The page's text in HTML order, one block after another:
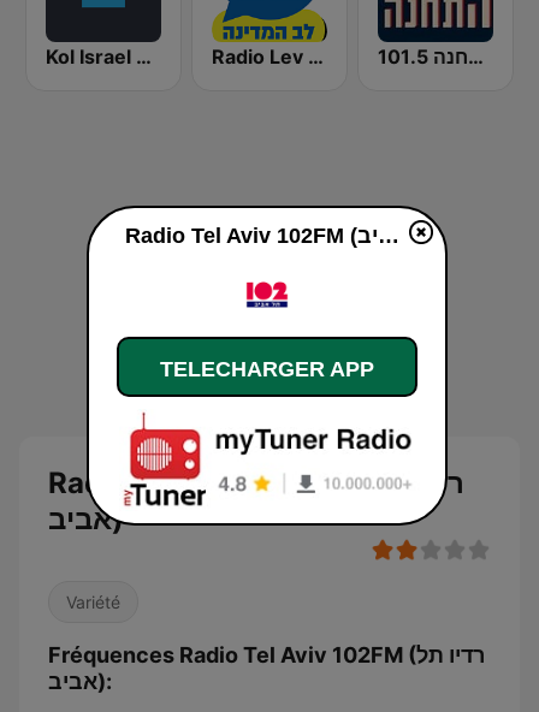
Kol Israel Reshet Bet Radio Lev HaMedina 91 FM (לב המדינה) התחנה 101.5
Radio Tel Aviv 102FM (רדיו תל
אביב)
Variété
Fréquences Radio Tel Aviv 102FM (רדיו תל
אביב):
Radio Tel Aviv 102FM (רדיו תל אביב) en ligne
TELECHARGER APP